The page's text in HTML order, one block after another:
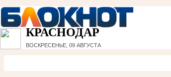
КРАСНОДАР
ВОСКРЕСЕНЬЕ, 09 АВГУСТА